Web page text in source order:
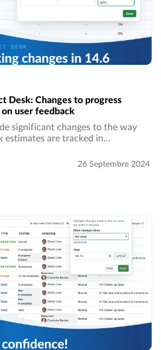
Desk: Changes to progress
user feedback
significant changes to the way
estimates are tracked in
community telling us that…
26 Septembre 2024